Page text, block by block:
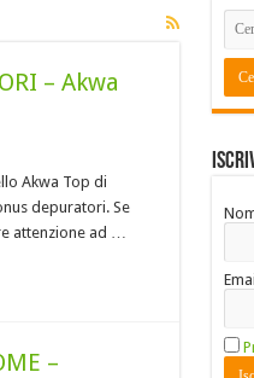
– Akwa
Akwa Top di
depuratori. Se
attenzione ad …
–
Email